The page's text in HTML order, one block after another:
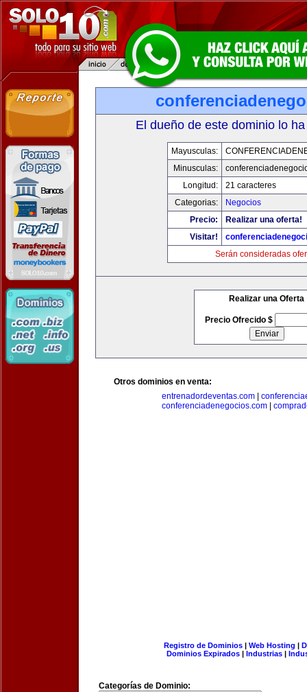
El dueño de este dominio lo
Mayusculas:
Minusculas:
Longitud:
21 caracteres
Categorias:
Negocios
Precio:
Realizar una oferta!
Visitar!
Serán consideradas
Realizar una Oferta
Precio Ofrecido $
Otros dominios en venta:
entrenadordeventas.com
conferenciadenegocios.com|
Registro de Dominios| Web Hosting |
Dominios Expirados | Industrias |
Categorías de Dominio: